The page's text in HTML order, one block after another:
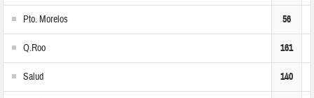
Pto. Morelos 56
Q.Roo 161
Salud 140